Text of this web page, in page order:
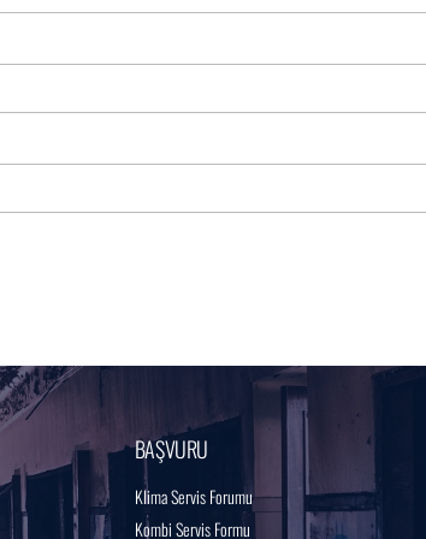
BAŞVURU
Klima Servis Forumu
Kombi Servis Formu